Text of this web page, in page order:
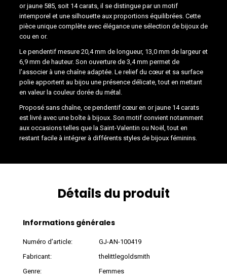
or jaune 585, soit 14 carats, il se distingue par un motif
intemporel et une silhouette aux proportions équilibrées. Cette
pièce unique complète avec élégance une sélection de bijoux de
cou en or.
Le pendentif mesure 20,4 mm de longueur, 13,0 mm de largeur et
6,9 mm de hauteur. Son ouverture de 3,4 mm permet de
l’associer à une chaîne adaptée. Le relief du cœur et sa surface
polie apportent au bijou une présence délicate, tout en mettant
en valeur la couleur dorée du métal.
Proposé sans chaîne, ce pendentif cœur en or jaune 14 carats
est livré avec une boîte à bijoux. Son motif convient notamment
aux occasions telles que la Saint-Valentin ou Noël, tout en
restant facile à intégrer à différents styles de bijoux féminins.
Détails du produit
Informations générales
Numéro d’article:
GJ-AN-100419
Fabricant:
thelittlegoldsmith
Genre:
Femmes